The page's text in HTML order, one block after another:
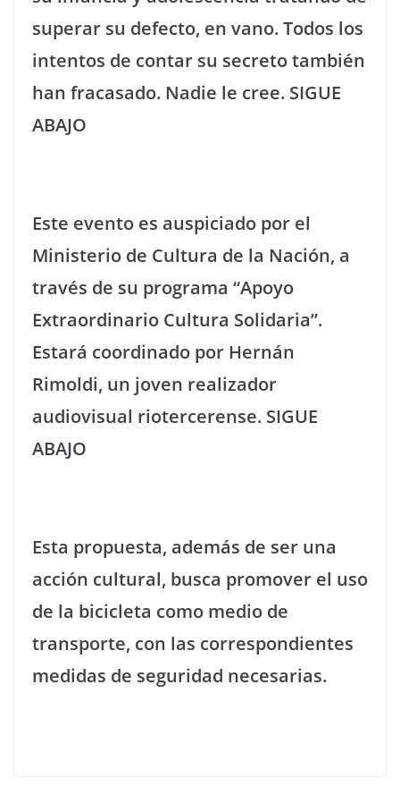
superar su defecto, en vano. Todos los
intentos de contar su secreto también
han fracasado. Nadie le cree. SIGUE
ABAJO
Este evento es auspiciado por el
Ministerio de Cultura de la Nación, a
través de su programa “Apoyo
Extraordinario Cultura Solidaria”.
Estará coordinado por Hernán
Rimoldi, un joven realizador
audiovisual riotercerense. SIGUE
ABAJO
Esta propuesta, además de ser una
acción cultural, busca promover el uso
de la bicicleta como medio de
transporte, con las correspondientes
medidas de seguridad necesarias.